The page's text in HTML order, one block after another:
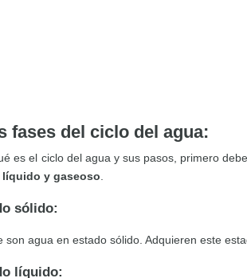
fases del ciclo del agua:
es el ciclo del agua y sus pasos, primero
y gaseoso
sólido:
son agua en estado sólido. Adquieren este
líquido: